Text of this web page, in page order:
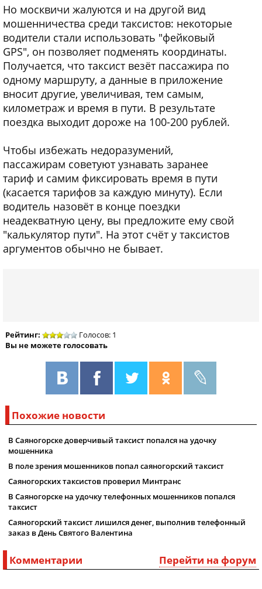
Но москвичи жалуются и на другой вид
мошенничества среди таксистов: некоторые
водители стали использовать "фейковый
GPS", он позволяет подменять координаты.
Получается, что таксист везёт пассажира по
одному маршруту, а данные в приложение
вносит другие, увеличивая, тем самым,
километраж и время в пути. В результате
поездка выходит дороже на 100-200 рублей.
Чтобы избежать недоразумений,
пассажирам советуют узнавать заранее
тариф и самим фиксировать время в пути
(касается тарифов за каждую минуту). Если
водитель назовёт в конце поездки
неадекватную цену, вы предложите ему свой
"калькулятор пути". На этот счёт у таксистов
аргументов обычно не бывает.
Рейтинг:
Голосов: 1
Вы не можете голосовать
Похожие новости
В Саяногорске доверчивый таксист попался на удочку
мошенника
В поле зрения мошенников попал саяногорский таксист
Саяногорских таксистов проверил Минтранс
В Саяногорске на удочку телефонных мошенников попался
таксист
Саяногорский таксист лишился денег, выполнив телефонный
заказ в День Святого Валентина
Перейти на форум
Комментарии